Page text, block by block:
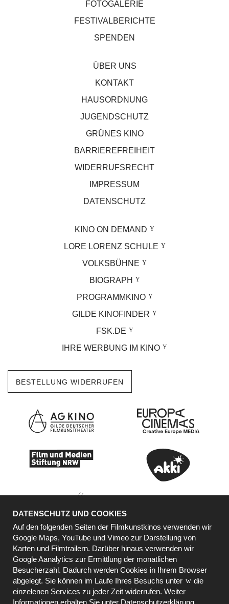
FOTOGALERIE
FESTIVALBERICHTE
SPENDEN
ÜBER UNS
KONTAKT
HAUSORDNUNG
JUGENDSCHUTZ
GRÜNES KINO
BARRIEREFREIHEIT
WIDERRUFSRECHT
IMPRESSUM
DATENSCHUTZ
KINO ON DEMAND
LORE LORENZ SCHULE
VOLKSBÜHNE
BIOGRAPH
PROGRAMMKINO
GILDE KINOFINDER
FSK.DE
IHRE WERBUNG IM KINO
BESTELLUNG WIDERRUFEN
KOOPERATIONSPARTNER
DATENSCHUTZ UND COOKIES
Auf den folgenden Seiten der Filmkunstkinos verwenden wir
Google Maps, YouTube und Vimeo zur Darstellung von
Karten und Filmtrailern. Darüber hinaus verwenden wir
Google Aanalytics zur Ermittlung der monatlichen
Besucherzahl. Dadurch werden Cookies in Ihrem Browser
abgelegt. Sie können im Laufe Ihres Besuchs unter
die
einzelenen Services zu jeder Zeit widerrufen. Weiter
Informationen erhalten Sie unter Datenschutzerklärung